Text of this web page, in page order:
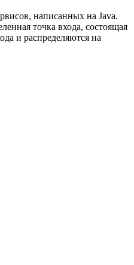
написанных на Java.
точка входа, состоящая
и распределяются на